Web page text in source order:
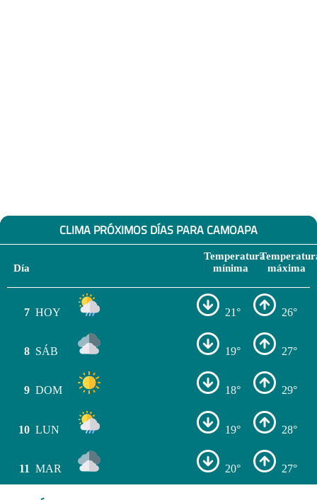
CLIMA PRÓXIMOS DÍAS PARA CAMOAPA
Día
Temperatura
mínima
máxima
7 HOY 21° 26°
8 SÁB 19° 27°
9 DOM 18° 29°
10 LUN 19° 28°
11 MAR 20° 27°